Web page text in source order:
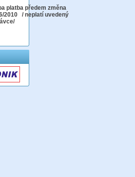
platba předem změna
2010 / neplatí uvedený